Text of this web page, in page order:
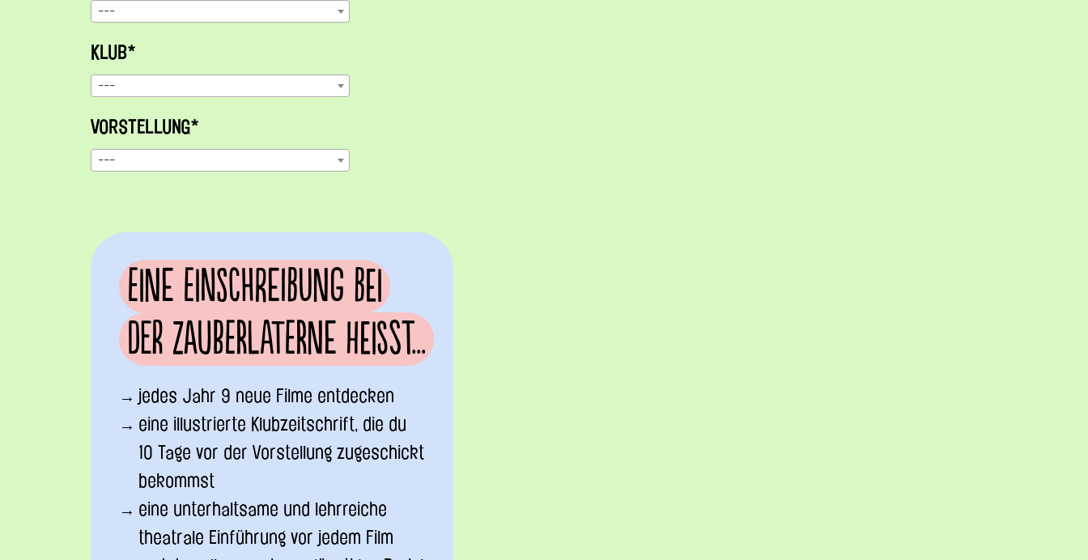
---
KLUB*
---
VORSTELLUNG*
---
Eine Einschreibung bei
der Zauberlaterne heisst...
jedes Jahr 9 neue Filme entdecken
eine illustrierte Klubzeitschrift, die du
10 Tage vor der Vorstellung zugeschickt
bekommst
eine unterhaltsame und lehrreiche
theatrale Einführung vor jedem Film